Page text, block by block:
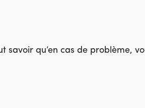
savoir qu’en cas de problème,